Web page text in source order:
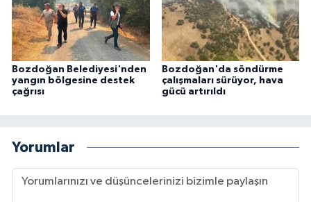
Bozdoğan Belediyesi'nden
yangın bölgesine destek
çağrısı
Bozdoğan'da söndürme
çalışmaları sürüyor, hava
gücü artırıldı
Yorumlar